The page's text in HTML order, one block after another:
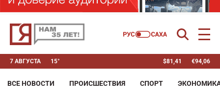
7 АВГУСТА 15° $81,41 €94,06
ВСЕ НОВОСТИ ПРОИСШЕСТВИЯ СПОРТ